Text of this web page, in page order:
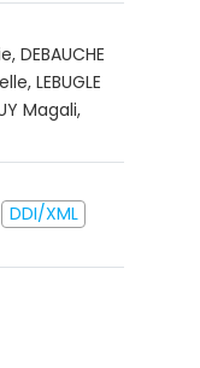
DEBAUCHE
LEBUGLE
Magali,
DDI/XML